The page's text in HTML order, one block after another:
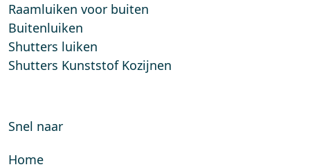
Raamluiken voor buiten
Buitenluiken
Shutters luiken
Shutters Kunststof Kozijnen
Snel naar
Home